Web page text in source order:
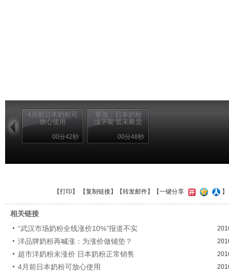
4月前日本奶粉可
放心使用
00分42秒
青岛：日本奶粉
没下架 暂未断货
00分48秒
【打印 】 【复制链接】【转发邮件】【一键分享 】
相关链接
“武汉市场奶粉全线涨价10%”报道不实
洋品牌奶粉再喊涨：为涨价做铺垫？
超市洋奶粉未涨价 日本奶粉正常销售
4月前日本奶粉可放心使用